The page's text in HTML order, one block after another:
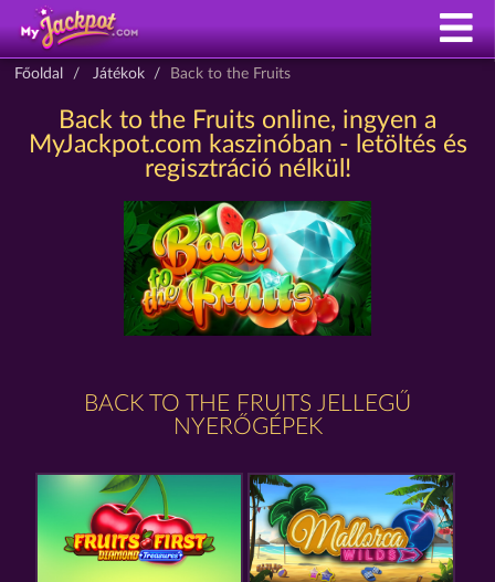
Főoldal Játékok Back to the Fruits
Back to the Fruits online, ingyen a
MyJackpot.com kaszinóban - letöltés és
regisztráció nélkül!
BACK TO THE FRUITS JELLEGŰ
NYERŐGÉPEK